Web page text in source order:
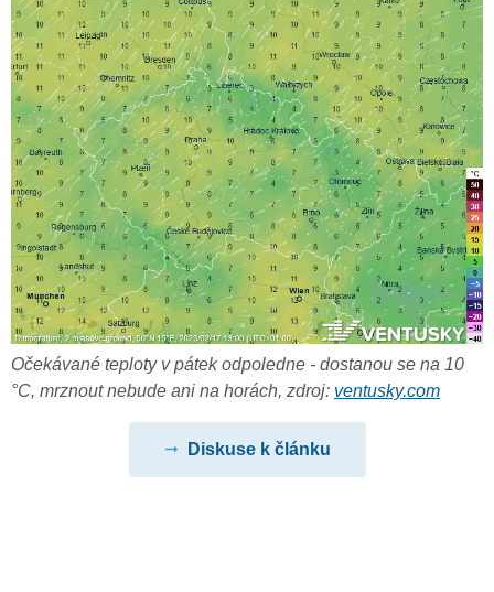
Očekávané teploty v pátek odpoledne - dostanou se na 10
°C, mrznout nebude ani na horách, zdroj: ventusky.com
Diskuse k článku